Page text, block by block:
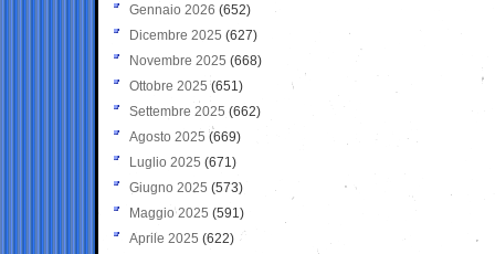
Gennaio 2026 (652)
Dicembre 2025 (627)
Novembre 2025 (668)
Ottobre 2025 (651)
Settembre 2025 (662)
Agosto 2025 (669)
Luglio 2025 (671)
Giugno 2025 (573)
Maggio 2025 (591)
Aprile 2025 (622)